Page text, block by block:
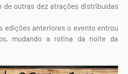
de outras dez atrações distribuídas
edições anteriores o evento entrou
mudando a rotina da noite da